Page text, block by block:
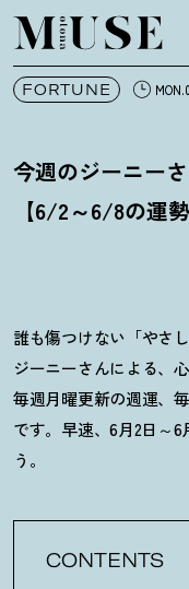
オトナミュ
FORTUNE
今週のジーニー
【6/2～6/8の運勢
誰も傷つけない「やさ
ジーニーさんによる、
毎週月曜更新の週運、
です。早速、6月2日～
う。
CONTENTS